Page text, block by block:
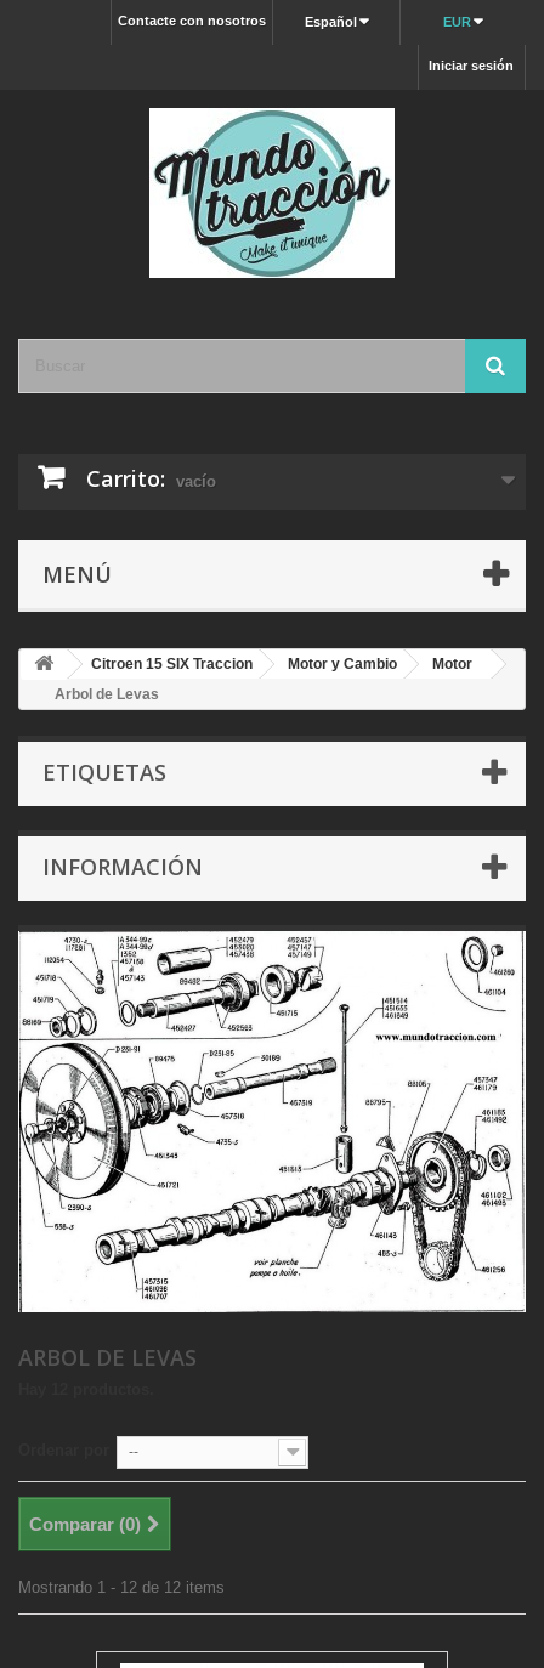
EUR
Español
Contacte con nosotros
Iniciar sesión
Carrito: vacío
MENÚ
Citroen 15 SIX Traccion Motor y Cambio
Motor
Arbol de Levas
ETIQUETAS
INFORMACIÓN
ARBOL DE LEVAS
--
Comparar (0)
Mostrando 1 - 12 de 12 items